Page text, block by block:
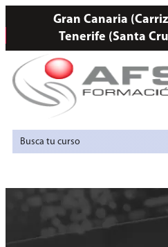
Gran Canaria
Tenerife (Santa